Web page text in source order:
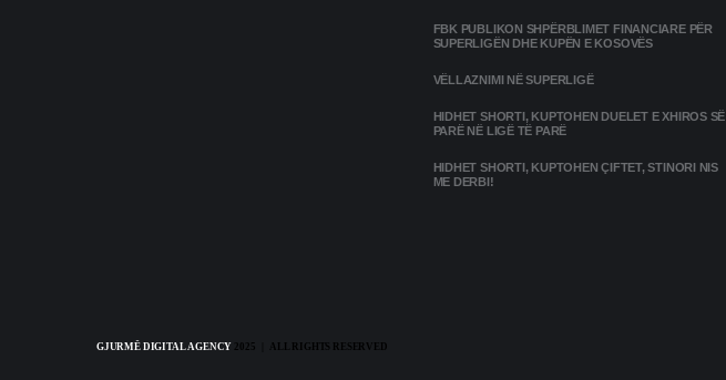
FBK PUBLIKON SHPËRBLIMET FINANCIARE PËR
SUPERLIGËN DHE KUPËN E KOSOVËS
VËLLAZNIMI NË SUPERLIGË
HIDHET SHORTI, KUPTOHEN DUELET E XHIROS SË
PARË NË LIGË TË PARË
HIDHET SHORTI, KUPTOHEN ÇIFTET, STINORI NIS
ME DERBI!
GJURMË DIGITAL AGENCY 2025 | ALL RIGHTS RESERVED